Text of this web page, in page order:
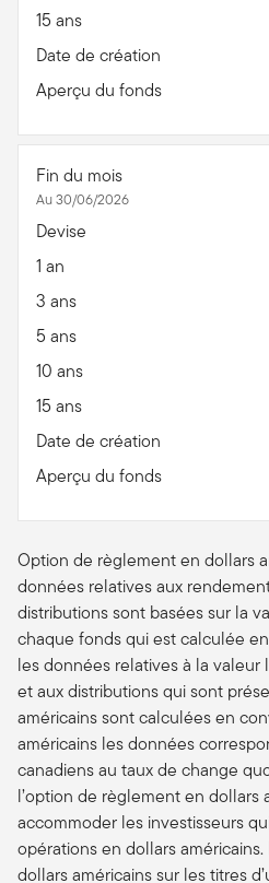
15 ans
Date de création
Aperçu du fonds
Fin du mois
Au 30/06/2026
Devise
1 an
3 ans
5 ans
10 ans
15 ans
Date de création
Aperçu du fonds
Option de règlement en dollars
données relatives aux
distributions sont basées sur la
chaque fonds qui est calculée
les données relatives à la
et aux distributions qui sont
américains sont calculées en
américains les données
canadiens au taux de change
l’option de règlement en
accommoder les investisseurs
opérations en dollars
dollars américains sur les titres